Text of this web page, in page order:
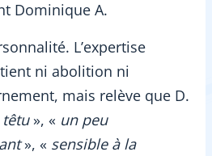
Dominique A.
L’expertise
ni abolition ni
mais relève que D.
têtu», « un peu
», « sensible à la